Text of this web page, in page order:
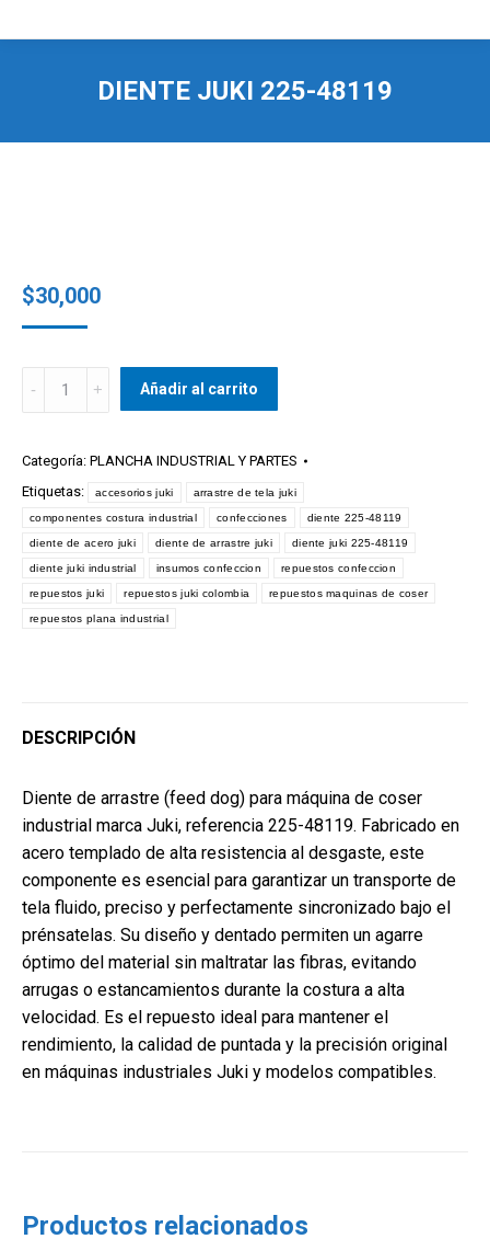
DIENTE JUKI 225-48119
$30,000
DIENTE
48119
quantity
Añadir al carrito
Categoría: PLANCHA INDUSTRIAL Y PARTES
Etiquetas:
accesorios juki arrastre de tela juki
componentes costura industrial confecciones diente 225-48119
diente de acero juki diente de arrastre juki diente juki 225-48119
diente juki industrial insumos confeccion repuestos confeccion
repuestos juki repuestos juki colombia repuestos maquinas de coser
repuestos plana industrial
DESCRIPCIÓN
Diente de arrastre (feed dog) para máquina de coser
industrial marca Juki, referencia 225-48119. Fabricado en
acero templado de alta resistencia al desgaste, este
componente es esencial para garantizar un transporte de
tela fluido, preciso y perfectamente sincronizado bajo el
prénsatelas. Su diseño y dentado permiten un agarre
óptimo del material sin maltratar las fibras, evitando
arrugas o estancamientos durante la costura a alta
velocidad. Es el repuesto ideal para mantener el
rendimiento, la calidad de puntada y la precisión original
en máquinas industriales Juki y modelos compatibles.
Productos relacionados